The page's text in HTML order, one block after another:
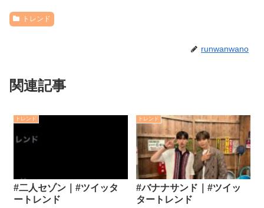
トレンド
runwanwano
関連記事
トレンド
#二人セゾン｜#ツイッタ
ートレンド
トレンド
#バナナサンド｜#ツイッ
タートレンド